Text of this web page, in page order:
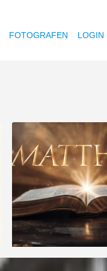
FOTOGRAFEN LOGIN